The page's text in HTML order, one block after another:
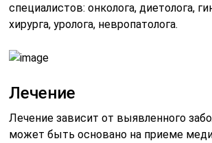
специалистов: онколога, диетолога,
хирурга, уролога, невропатолога.
Лечение
Лечение зависит от выявленного
может быть основано на приеме